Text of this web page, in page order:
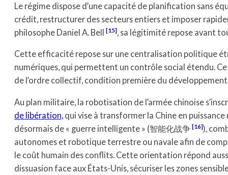
Le régime dispose d’une capacité de planification sans
crédit, restructurer des secteurs entiers et imposer
philosophe Daniel A. Bell
15 , sa légitimité repose avant
Cette efficacité repose sur une centralisation politique
numériques, qui permettent un contrôle social étendu.
de l’ordre collectif, condition première du
Au plan militaire, la robotisation de l’armée chinoise
de libération, qui vise à transformer la Chine en
désormais de « guerre intelligente » (智能化战争
16 ),
autonomes et robotique terrestre ou navale afin de
le coût humain des conflits. Cette orientation répond
dissuasion face aux États-Unis, sécuriser les zones